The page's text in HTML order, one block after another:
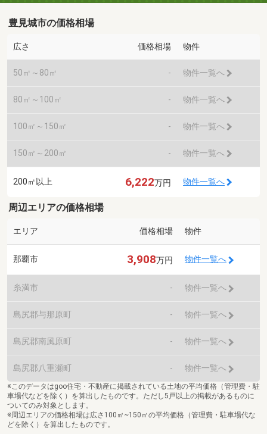
豊見城市の価格相場
広さ 価格相場 物件
50㎡～80㎡ - 物件一覧へ
80㎡～100㎡ - 物件一覧へ
100㎡～150㎡ - 物件一覧へ
150㎡～200㎡ - 物件一覧へ
200㎡以上 6,222万円 物件一覧へ
周辺エリアの価格相場
エリア 価格相場 物件
那覇市 3,908万円 物件一覧へ
糸満市 - 物件一覧へ
島尻郡与那原町 - 物件一覧へ
島尻郡南風原町 - 物件一覧へ
島尻郡八重瀬町 - 物件一覧へ
※このデータはgoo住宅・不動産に掲載されている土地の平均価格（管理費・駐
車場代などを除く）を算出したものです。ただし5戸以上の掲載があるものに
ついてのみ対象とします。
※周辺エリアの価格相場は広さ100㎡~150㎡の平均価格（管理費・駐車場代な
どを除く）を算出したものです。